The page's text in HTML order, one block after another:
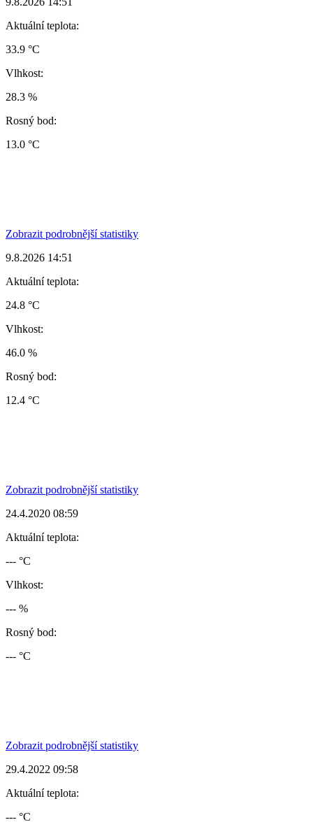
Aktuální teplota:
33.9 °C
Vlhkost:
28.3 %
Rosný bod:
13.0 °C
Zobrazit podrobnější statistiky
9.8.2026 14:51
Aktuální teplota:
24.8 °C
Vlhkost:
46.0 %
Rosný bod:
12.4 °C
Zobrazit podrobnější statistiky
24.4.2020 08:59
Aktuální teplota:
--- °C
Vlhkost:
--- %
Rosný bod:
--- °C
Zobrazit podrobnější statistiky
29.4.2022 09:58
Aktuální teplota:
--- °C